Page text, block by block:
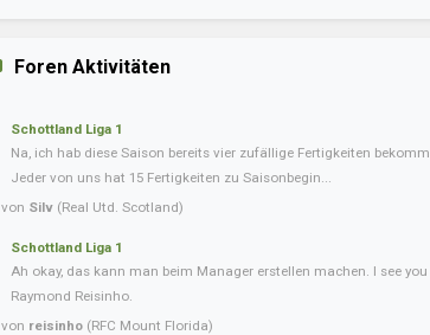
Foren Aktivitäten
Schottland Liga 1
Na, ich hab diese Saison bereits vier zufällige Fertigkeiten
Jeder von uns hat 15 Fertigkeiten zu Saisonbegin...
von Silv (Real Utd. Scotland)
Schottland Liga 1
Ah okay, das kann man beim Manager erstellen machen. I see you
Raymond Reisinho.
von reisinho (RFC Mount Florida)